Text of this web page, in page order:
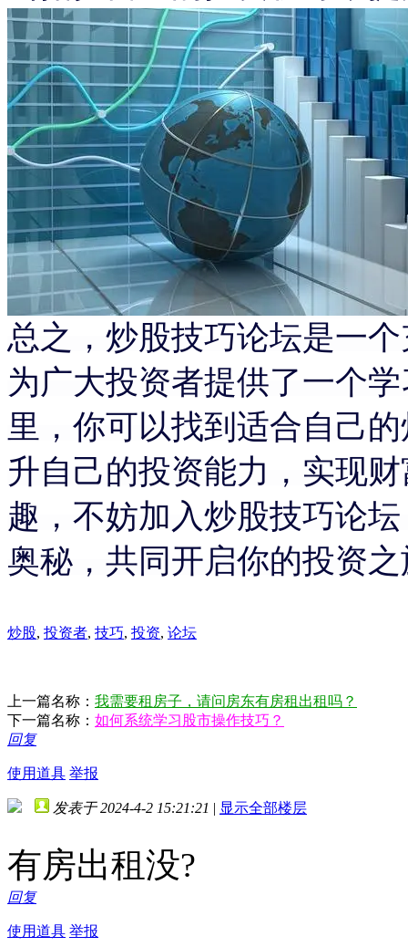
总之，炒股技巧论坛是一
为广大投资者提供了一个
里，你可以找到适合自己
升自己的投资能力，实现
趣，不妨加入炒股技巧论
奥秘，共同开启你的投资
炒股, 投资者, 技巧, 投资, 论坛
上一篇名称： 我需要租房子，请问房东有房租出租吗？
下一篇名称： 如何系统学习股市操作技巧？
回复
使用道具 举报
发表于 2024-4-2 15:21:21 | 显示全部楼层
有房出租没?
回复
使用道具 举报